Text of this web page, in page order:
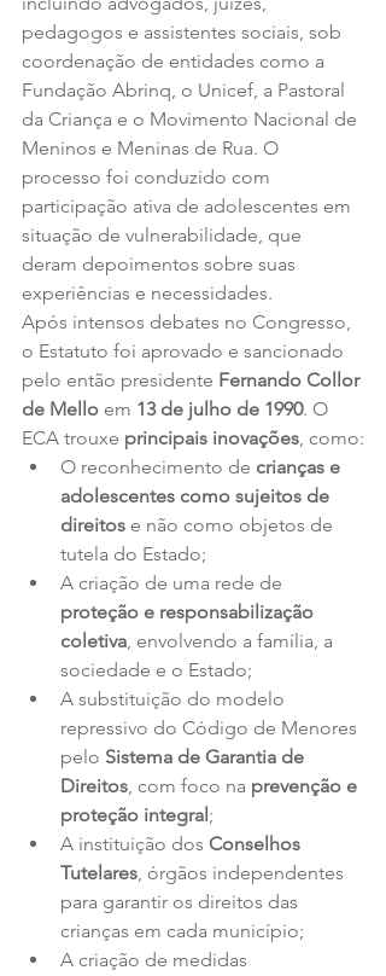
pedagogos e assistentes sociais, sob
coordenação de entidades como a
Fundação Abrinq, o Unicef, a Pastoral
da Criança e o Movimento Nacional de
Meninos e Meninas de Rua. O
processo foi conduzido com
participação ativa de adolescentes em
situação de vulnerabilidade, que
deram depoimentos sobre suas
experiências e necessidades.
Após intensos debates no Congresso,
o Estatuto foi aprovado e sancionado
pelo então presidente Fernando Collor
de Mello em 13 de julho de 1990. O
ECA trouxe principais inovações, como:
O reconhecimento de crianças e
adolescentes como sujeitos de
direitos e não como objetos de
tutela do Estado;
A criação de uma rede de
proteção e responsabilização
coletiva, envolvendo a família, a
sociedade e o Estado;
A substituição do modelo
repressivo do Código de Menores
pelo Sistema de Garantia de
Direitos, com foco na prevenção e
proteção integral;
A instituição dos Conselhos
Tutelares, órgãos independentes
para garantir os direitos das
crianças em cada município;
A criação de medidas